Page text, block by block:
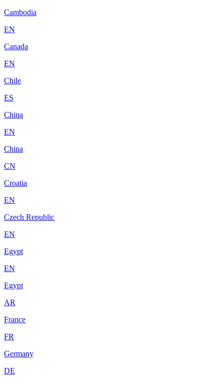
Cambodia
EN
Canada
EN
Chile
ES
China
EN
China
CN
Croatia
EN
Czech Republic
EN
Egypt
EN
Egypt
AR
France
FR
Germany
DE